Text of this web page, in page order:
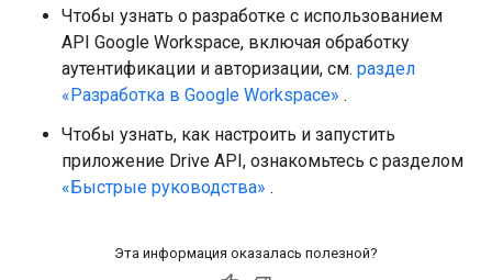
Чтобы узнать о разработке с использованием
API Google Workspace, включая обработку
аутентификации и авторизации, см. раздел
«Разработка в Google Workspace» .
Чтобы узнать, как настроить и запустить
приложение Drive API, ознакомьтесь с разделом
«Быстрые руководства» .
Эта информация оказалась полезной?